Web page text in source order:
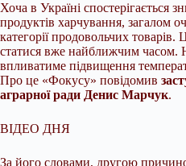
Хоча в Україні спостерігається
продуктів харчування, загалом
категорії продовольчих
статися вже найближчим часом.
впливатиме підвищення
Про це «Фокусу» повідомив
аграрної ради Денис Марчук.
ВІДЕО ДНЯ
За його словами, другою